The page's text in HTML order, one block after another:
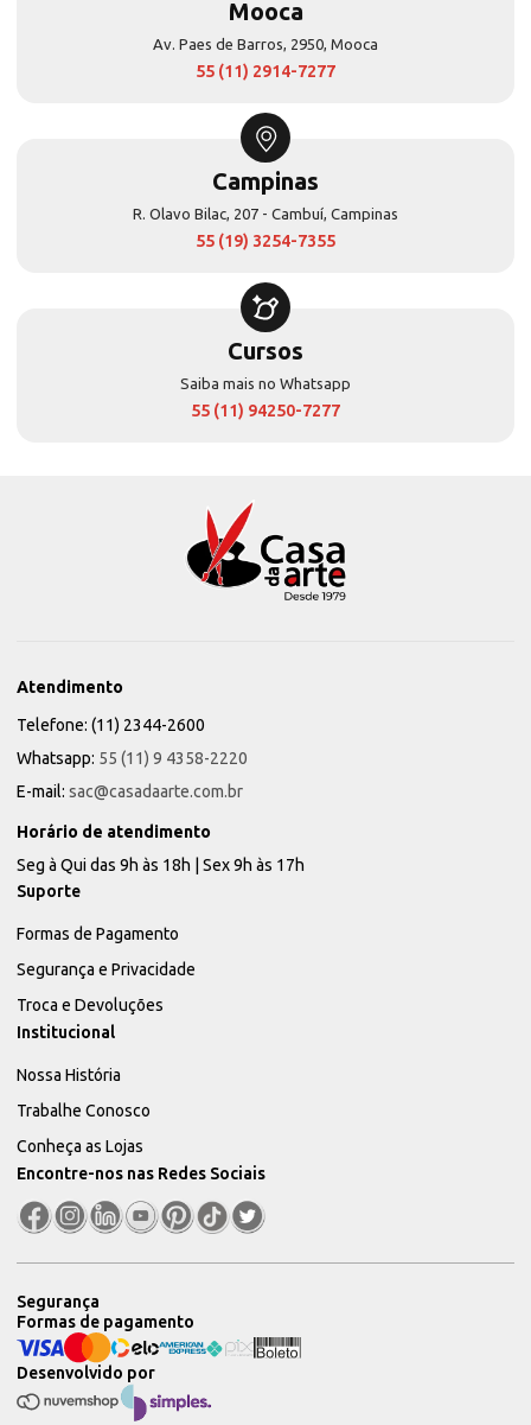
Mooca
Av. Paes de Barros, 2950, Mooca
55 (11) 2914-7277
Campinas
R. Olavo Bilac, 207 - Cambuí, Campinas
55 (19) 3254-7355
Cursos
Saiba mais no Whatsapp
55 (11) 94250-7277
Atendimento
Telefone: (11) 2344-2600
Whatsapp: 55 (11) 9 4358-2220
E-mail: sac@casadaarte.com.br
Horário de atendimento
Seg à Qui das 9h às 18h | Sex 9h às 17h
Suporte
Formas de Pagamento
Segurança e Privacidade
Troca e Devoluções
Institucional
Nossa História
Trabalhe Conosco
Conheça as Lojas
Encontre-nos nas Redes Sociais
Segurança
Desenvolvido por
Formas de pagamento